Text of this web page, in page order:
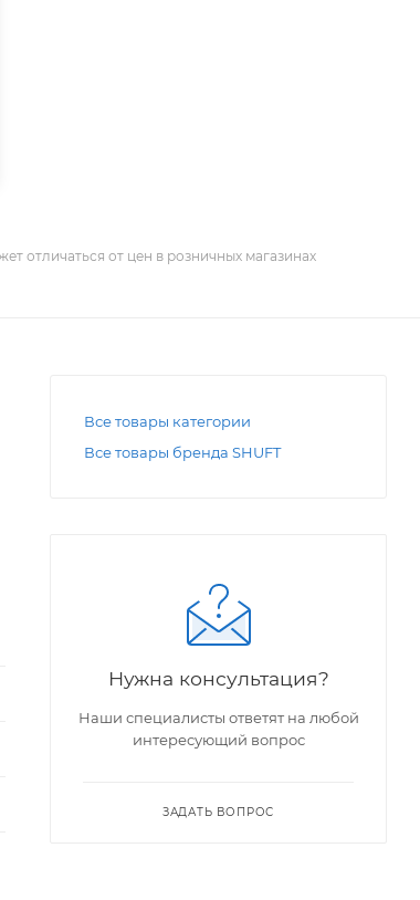
отличаться от цен в розничных магазинах
Все товары категории
Все товары бренда SHUFT
Нужна консультация?
Наши специалисты ответят на любой
интересующий вопрос
ЗАДАТЬ ВОПРОС